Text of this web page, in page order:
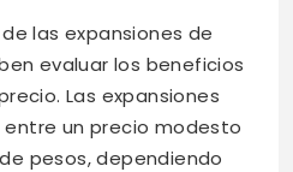
las expansiones de
evaluar los beneficios
Las expansiones
un precio modesto
pesos, dependiendo